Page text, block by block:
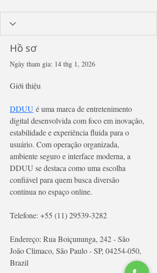
Hồ sơ
Ngày tham gia: 14 thg 1, 2026
Giới thiệu
DDUU é uma marca de entretenimento
digital desenvolvida com foco em inovação,
estabilidade e experiência fluida para o
usuário. Com operação organizada,
ambiente seguro e interface moderna, a
DDUU se destaca como uma escolha
confiável para quem busca diversão
contínua no espaço online.
Telefone: +55 (11) 29539-3282
Endereço: Rua Boiçununga, 242 - São
João Climaco, São Paulo - SP, 04254-050,
Brazil